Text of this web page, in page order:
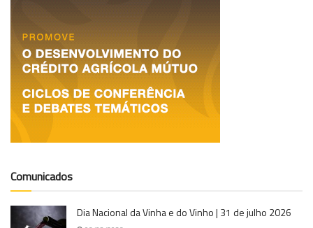
Comunicados
Dia Nacional da Vinha e do Vinho | 31 de julho 2026